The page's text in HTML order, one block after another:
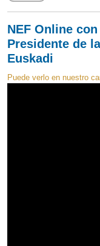
NEF Online
Presidente de
Euskadi
Puede verlo en nuestro